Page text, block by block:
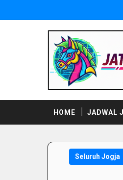
HOME JADWAL
Seluruh Jogja